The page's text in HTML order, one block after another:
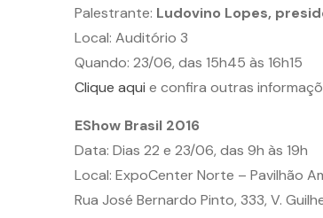
Palestrante: Ludovino Lopes,
Local: Auditório 3
Quando: 23/06, das 15h45 às 16h15
Clique aqui e confira outras
EShow Brasil 2016
Data: Dias 22 e 23/06, das 9h às 19h
Local: ExpoCenter Norte – Pavilhão
Rua José Bernardo Pinto, 333, V.